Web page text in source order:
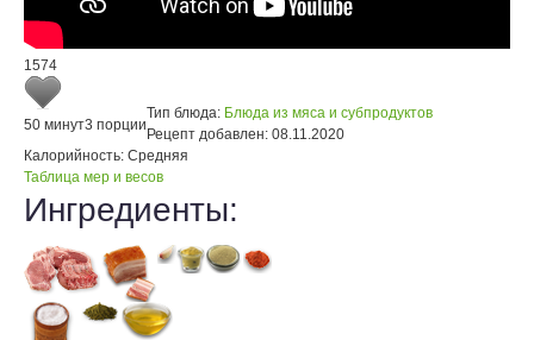
1574
50 минут3 порции
Тип блюда: Блюда из мяса и субпродуктов
Рецепт добавлен: 08.11.2020
Калорийность: Средняя
Таблица мер и весов
Ингредиенты: